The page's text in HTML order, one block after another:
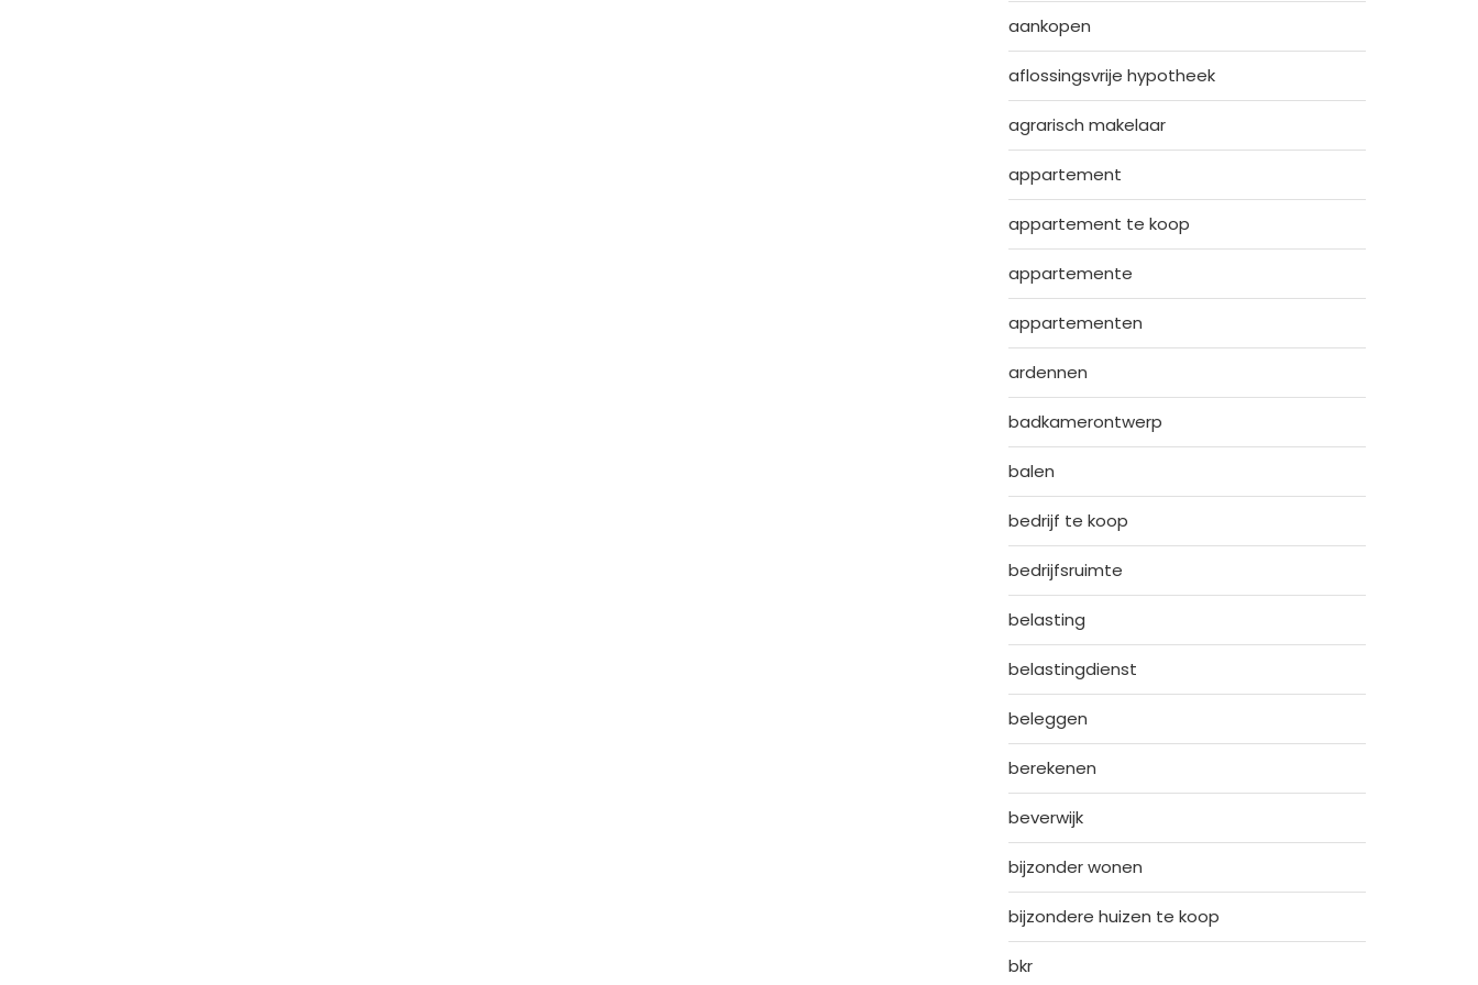
aankopen
aflossingsvrije hypotheek
agrarisch makelaar
appartement
appartement te koop
appartemente
appartementen
ardennen
badkamerontwerp
balen
bedrijf te koop
bedrijfsruimte
belasting
belastingdienst
beleggen
berekenen
beverwijk
bijzonder wonen
bijzondere huizen te koop
bkr